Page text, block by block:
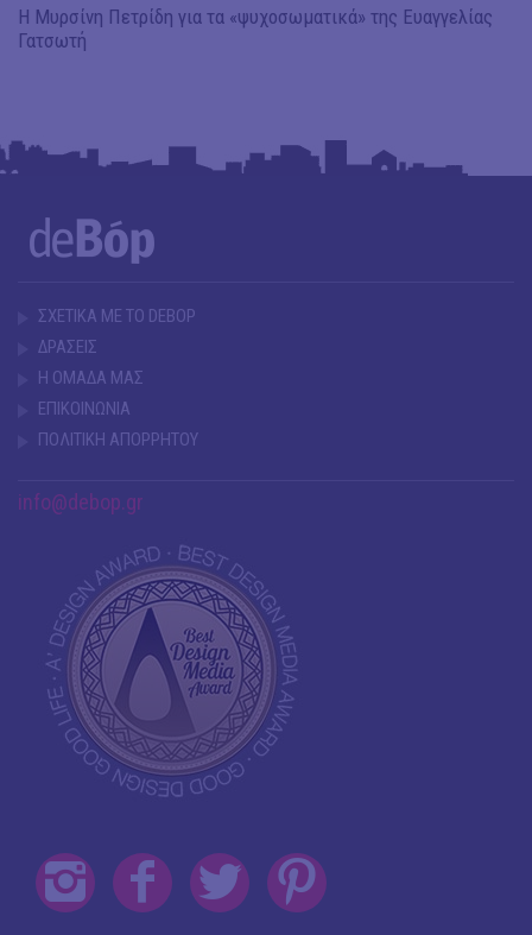
Η Μυρσίνη Πετρίδη για τα «ψυχοσωματικά» της Ευαγγελίας
Γατσωτή
ΣΧΕΤΙΚΑ ΜΕ ΤΟ DEBOP
ΔΡΑΣΕΙΣ
Η ΟΜΑΔΑ ΜΑΣ
ΕΠΙΚΟΙΝΩΝΙΑ
ΠΟΛΙΤΙΚΗ ΑΠΟΡΡΗΤΟΥ
info@debop.gr